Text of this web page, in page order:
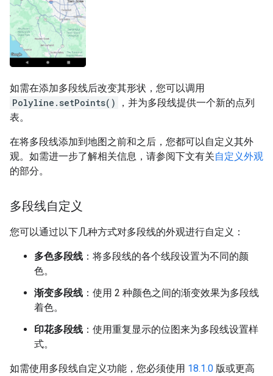
如需在添加多段线后改变其形状，您可以调用
Polyline.setPoints()
，并为多段线提供一个新的点列
表。
在将多段线添加到地图之前和之后，您都可以自定义其外
观。如需进一步了解相关信息，请参阅下文有关自定义外观
的部分。
多段线自定义
您可以通过以下几种方式对多段线的外观进行自定义：
多色多段线 ：将多段线的各个线段设置为不同的颜
色。
渐变多段线 ：使用 2 种颜色之间的渐变效果为多段线
着色。
印花多段线 ：使用重复显示的位图来为多段线设置样
式。
如需使用多段线自定义功能，您必须使用 18.1.0 版或更高